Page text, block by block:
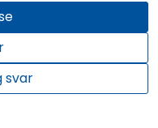
svar